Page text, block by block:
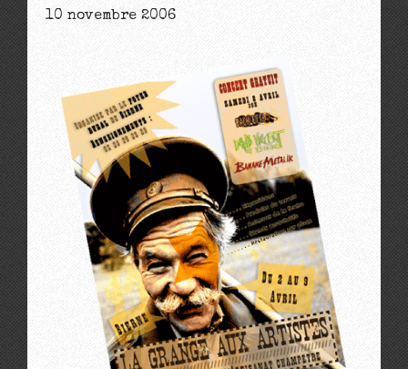
10 novembre 2006